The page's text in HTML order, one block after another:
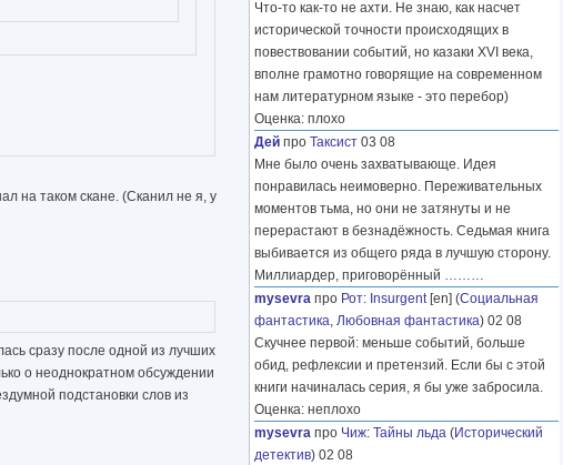
на таком скане. (Сканил не я, у
сразу после одной из лучших
о неоднократном обсуждении
подстановки слов из
Что-то как-то не ахти. Не знаю, как насчет
исторической точности происходящих в
повествовании событий, но казаки XVI века,
вполне грамотно говорящие на современном
нам литературном языке - это перебор)
Оценка: плохо
Дей про Таксист 03 08
Мне было очень захватывающе. Идея
понравилась неимоверно. Переживательных
моментов тьма, но они не затянуты и не
перерастают в безнадёжность. Седьмая книга
выбивается из общего ряда в лучшую сторону.
Миллиардер, приговорённый ………
mysevra про Рот: Insurgent[en] (Социальная
фантастика, Любовная фантастика) 02 08
Скучнее первой: меньше событий, больше
обид, рефлексии и претензий. Если бы с этой
книги начиналась серия, я бы уже забросила.
Оценка: неплохо
mysevra про Чиж: Тайны льда (Исторический
детектив) 02 08